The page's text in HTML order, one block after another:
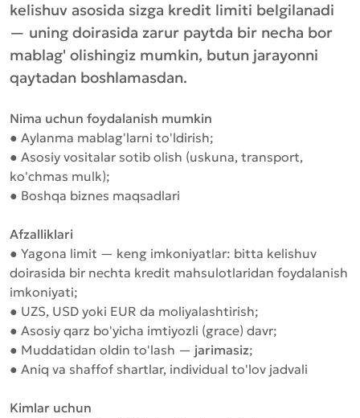
kelishuv asosida sizga kredit limiti belgilanadi
— uning doirasida zarur paytda bir necha bor
mablag' olishingiz mumkin, butun jarayonni
qaytadan boshlamasdan.
Nima uchun foydalanish mumkin
● Aylanma mablag'larni to'ldirish;
● Asosiy vositalar sotib olish (uskuna, transport,
ko'chmas mulk);
● Boshqa biznes maqsadlari
Afzalliklari
● Yagona limit — keng imkoniyatlar: bitta kelishuv
doirasida bir nechta kredit mahsulotlaridan foydalanish
imkoniyati;
● UZS, USD yoki EUR da moliyalashtirish;
● Asosiy qarz bo'yicha imtiyozli (grace) davr;
● Muddatidan oldin to'lash — jarimasiz;
● Aniq va shaffof shartlar, individual to'lov jadvali
Kimlar uchun